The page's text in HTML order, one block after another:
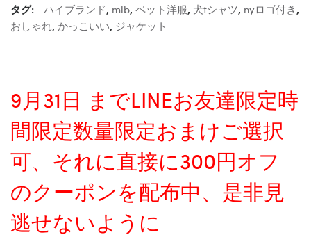
タグ: ハイブランド, mlb, ペット洋服, 犬tシャツ, nyロゴ付き,
おしゃれ, かっこいい, ジャケット
9月31日 までLINEお友達限定時
間限定数量限定おまけご選択
可、それに直接に300円オフ
のクーポンを配布中、是非見
逃せないように